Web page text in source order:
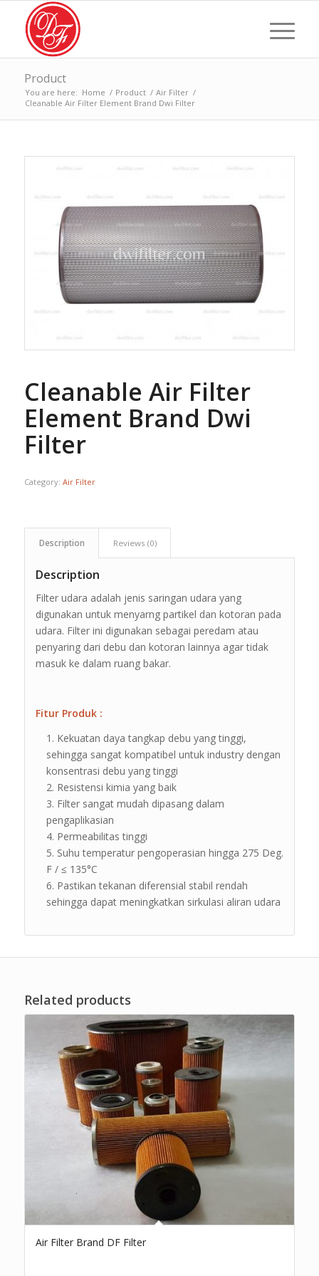
Product
You are here: Home / Product / Air Filter /
Cleanable Air Filter Element Brand Dwi Filter
Cleanable Air Filter
Element Brand Dwi
Filter
Category: Air Filter
Description Reviews (0)
Description
Filter udara adalah jenis saringan udara yang
digunakan untuk menyarng partikel dan kotoran pada
udara. Filter ini digunakan sebagai peredam atau
penyaring dari debu dan kotoran lainnya agar tidak
masuk ke dalam ruang bakar.
Fitur Produk :
Kekuatan daya tangkap debu yang tinggi,
sehingga sangat kompatibel untuk industry dengan
konsentrasi debu yang tinggi
Resistensi kimia yang baik
Filter sangat mudah dipasang dalam
pengaplikasian
Permeabilitas tinggi
Suhu temperatur pengoperasian hingga 275 Deg.
F / ≤ 135°C
Pastikan tekanan diferensial stabil rendah
sehingga dapat meningkatkan sirkulasi aliran udara
Related products
Air Filter Brand DF Filter